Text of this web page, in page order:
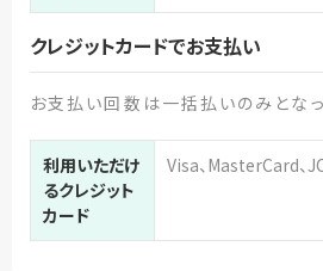
クレジットカードでお支払い
お支払い回数は一括払いのみとなっ
利用いただけ
るクレジット
カード
Visa、MasterCard、